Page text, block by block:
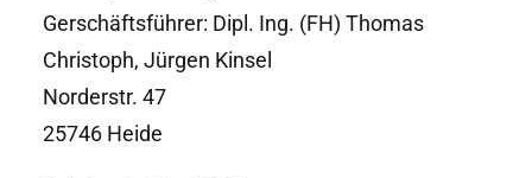
Gerschäftsführer: Dipl. Ing. (FH) Thomas
Christoph, Jürgen Kinsel
Norderstr. 47
25746 Heide